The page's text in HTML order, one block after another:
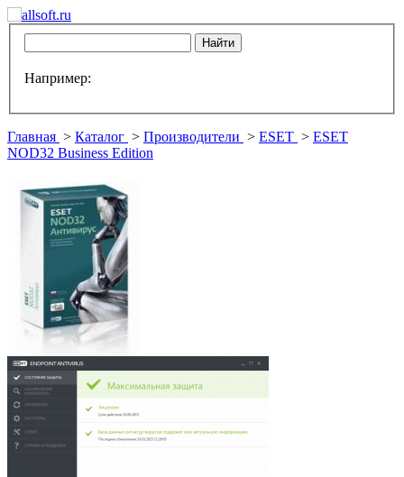
Например:
Главная > Каталог > Производители > ESET > ESET
NOD32 Business Edition